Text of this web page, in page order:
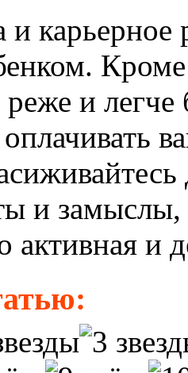
и
Кроме
и
и
активная и